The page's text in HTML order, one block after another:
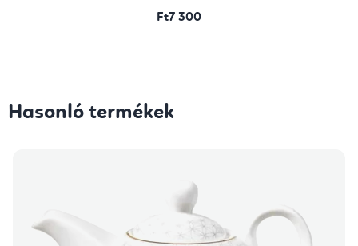
Ft7 300
Hasonló termékek